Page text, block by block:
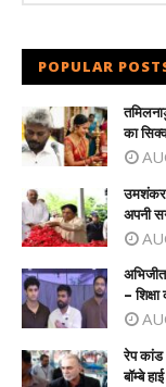
POPULAR
का
उमशंकर
अपनी
–
रेप कांड
बॉम्बे